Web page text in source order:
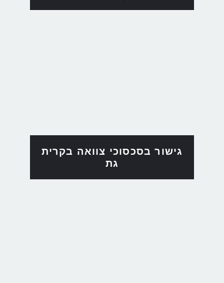
גישור בסכסוכי צוואה בקרית
גת